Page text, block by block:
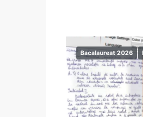
Bacalaureat 2026